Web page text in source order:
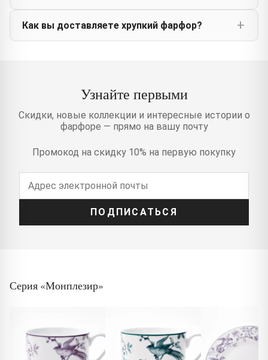
Как вы доставляете хрупкий фарфор?
Узнайте первыми
Скидки, новые коллекции и интересные истории о
фарфоре — прямо на вашу почту
Промокод на скидку 10% на первую покупку
ПОДПИСАТЬСЯ
Серия «Монплезир»